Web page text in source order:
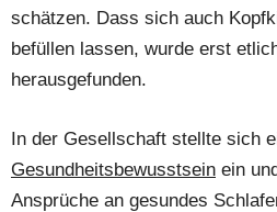
schätzen. Dass sich auch
befüllen lassen, wurde erst
herausgefunden.
In der Gesellschaft stellte sich
Gesundheitsbewusstsein ein
Ansprüche an gesundes